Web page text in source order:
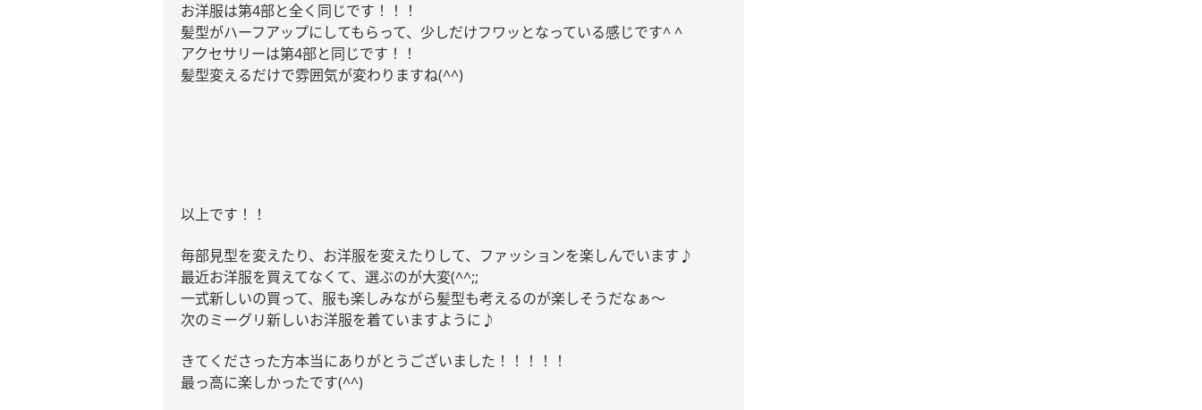
お洋服は第4部と全く同じです！！！
髪型がハーフアップにしてもらって、少しだけフワッとなっている感じです^ ^
アクセサリーは第4部と同じです！！
髪型変えるだけで雰囲気が変わりますね(^^)
以上です！！
毎部見型を変えたり、お洋服を変えたりして、ファッションを楽しんでいます♪
最近お洋服を買えてなくて、選ぶのが大変(^^;;
一式新しいの買って、服も楽しみながら髪型も考えるのが楽しそうだなぁ〜
次のミーグリ新しいお洋服を着ていますように♪
きてくださった方本当にありがとうございました！！！！！
最っ高に楽しかったです(^^)